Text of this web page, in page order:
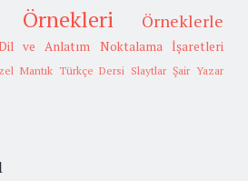
Örnekleri
Örneklerle
ve Anlatım
Noktalama İşaretleri
Mantık Türkçe Dersi Slaytlar Şair Yazar